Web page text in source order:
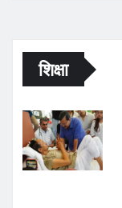
शिक्षा